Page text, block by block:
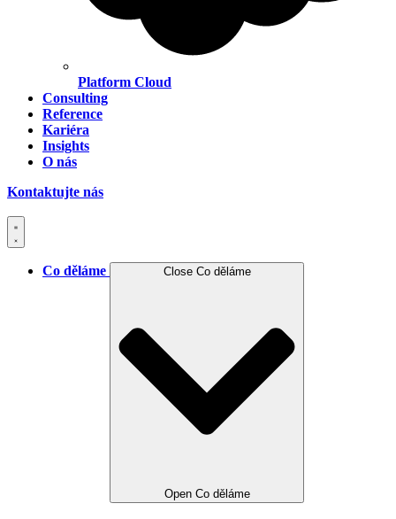
Platform Cloud
Consulting
Reference
Kariéra
Insights
O nás
Kontaktujte nás
Co děláme Close Co děláme
Open Co děláme